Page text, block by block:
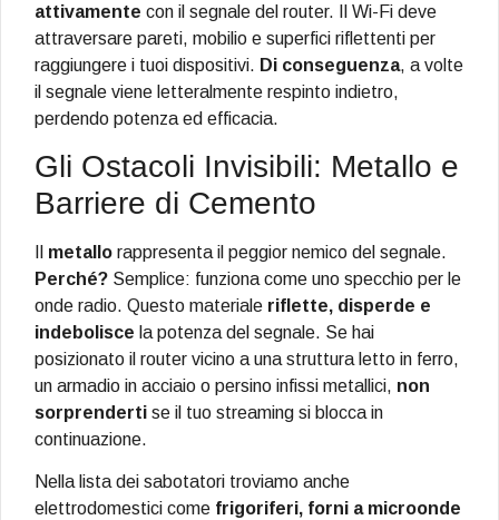
attivamente con il segnale del router. Il Wi-Fi deve
attraversare pareti, mobilio e superfici riflettenti per
raggiungere i tuoi dispositivi. Di conseguenza, a volte
il segnale viene letteralmente respinto indietro,
perdendo potenza ed efficacia.
Gli Ostacoli Invisibili: Metallo e
Barriere di Cemento
metallo rappresenta il peggior nemico del segnale.
Perché? Semplice: funziona come uno specchio per le
onde radio. Questo materiale riflette, disperde e
indebolisce la potenza del segnale. Se hai
posizionato il router vicino a una struttura letto in ferro,
un armadio in acciaio o persino infissi metallici, non
sorprenderti se il tuo streaming si blocca in
continuazione.
Nella lista dei sabotatori troviamo anche
elettrodomestici come frigoriferi, forni a microonde